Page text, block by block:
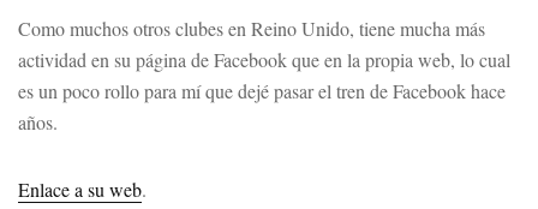
Como muchos otros clubes en Reino Unido, tiene mucha más
actividad en su página de Facebook que en la propia web, lo cual
es un poco rollo para mí que dejé pasar el tren de Facebook hace
años.
Enlace a su web.